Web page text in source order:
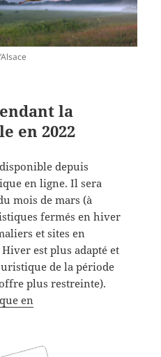
la
en 2022
depuis
en ligne. Il sera
mois de mars (à
fermés en hiver
et sites en
Hiver est plus adapté et
de la période
plus restreinte).
en